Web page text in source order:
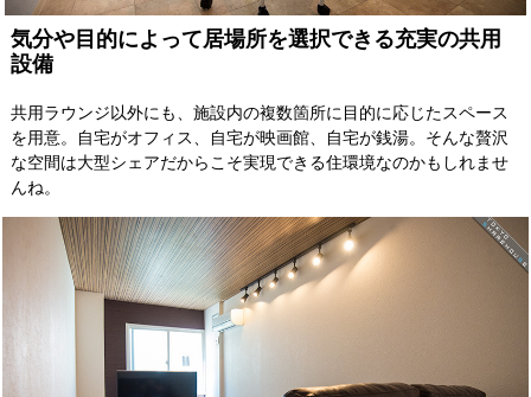
気分や目的によって居場所を選択できる充実の共用
設備
共用ラウンジ以外にも、施設内の複数箇所に目的に応じたスペース
を用意。自宅がオフィス、自宅が映画館、自宅が銭湯。そんな贅沢
な空間は大型シェアだからこそ実現できる住環境なのかもしれませ
んね。